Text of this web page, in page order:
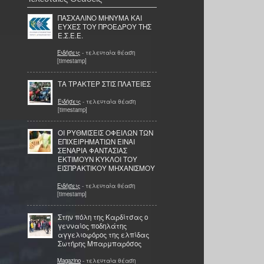
ΠΑΣΧΑΛΙΝΟ ΜΗΝΥΜΑ ΚΑΙ
ΕΥΧΕΣ ΤΟΥ ΠΡΟΕΔΡΟΥ ΤΗΣ
Ε.Σ.Ε.Ε.
Ειδήσεις - τελευταία θέαση
[timestamp]
ΤΑ ΤΡΑΚΤΕΡ ΣΤΙΣ ΠΛΑΤΕΙΕΣ
Ειδήσεις - τελευταία θέαση
[timestamp]
ΟΙ ΡΥΘΜΙΣΕΙΣ ΟΦΕΙΛΩΝ ΤΩΝ
ΕΠΙΧΕΙΡΗΜΑΤΙΩΝ ΕΙΝΑΙ
ΣΕΝΑΡΙΑ ΦΑΝΤΑΣΙΑΣ
ΕΚΤΙΜΟΥΝ ΚΥΚΛΟΙ ΤΟΥ
ΕΙΣΠΡΑΚΤΙΚΟΥ ΜΗΧΑΝΙΣΜΟΥ
Ειδήσεις - τελευταία θέαση
[timestamp]
Στην πόλη της Καρδίτσας ο
γενναίος ποδηλάτης
αγγελιοφόρος της ελπίδας
Σωτήρης Μπαρμπαρόσος
Magazino - τελευταία θέαση